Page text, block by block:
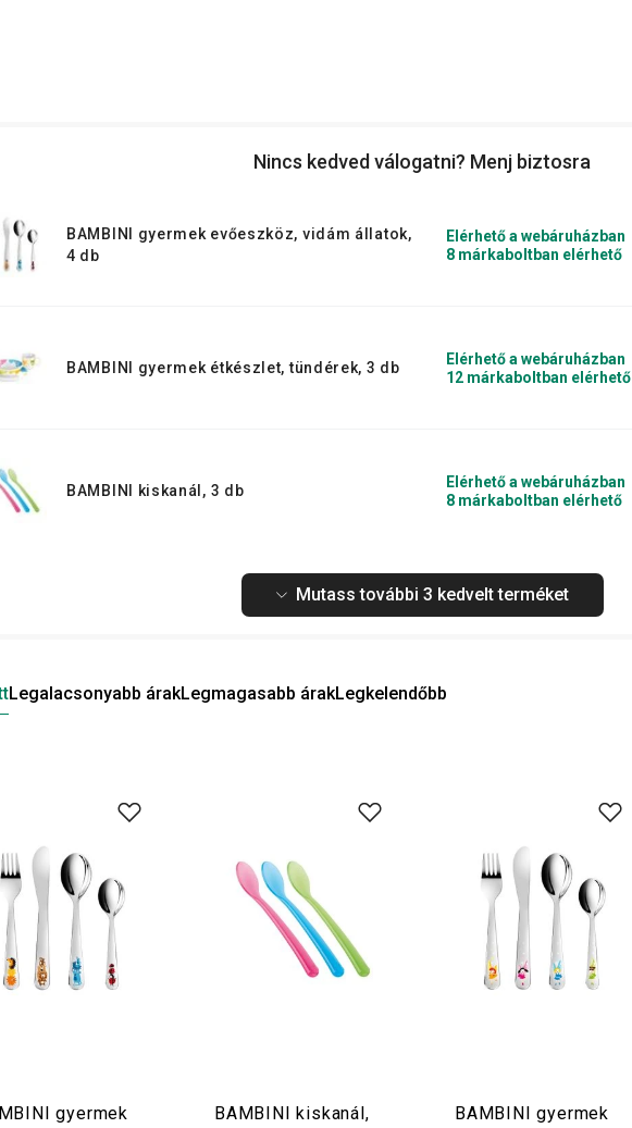
Nincs kedved válogatni? Menj biztosra
BAMBINI gyermek evőeszköz, vidám állatok,
4 db
Elérhető a webáruházban
8 márkaboltban elérhető
BAMBINI gyermek étkészlet, tündérek, 3 db
Elérhető a webáruházban
12 márkaboltban elérhető
BAMBINI kiskanál, 3 db
Elérhető a webáruházban
8 márkaboltban elérhető
Mutass további 3 kedvelt terméket
Legalacsonyabb árakLegmagasabb árakLegkelendőbb
gyermek
BAMBINI kiskanál,
BAMBINI gyermek